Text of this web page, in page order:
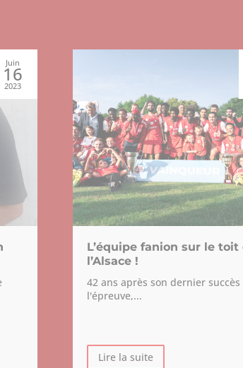
Juin
16
2023
L’équipe fanion sur le toit
l’Alsace !
42 ans après son dernier succès
l'épreuve,...
Lire la suite